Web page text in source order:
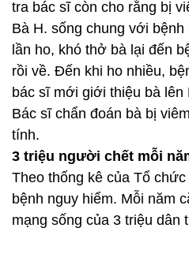
tra bác sĩ còn cho rằng bị
Bà H. sống chung với
lần ho, khó thở bà lại đến
rồi về. Đến khi ho nhiều,
bác sĩ mới giới thiệu bà lên
Bác sĩ chẩn đoán bà bị
tính.
3 triệu người chết mỗi
Theo thống kê của Tổ
bệnh nguy hiểm. Mỗi năm
mạng sống của 3 triệu dân